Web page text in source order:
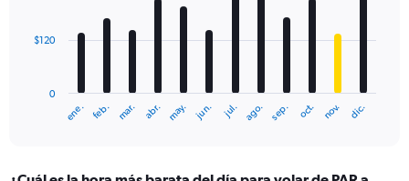
The
ene. feb. mar. abr. may. jun. jul. ago. sep. oct. nov. dic.
0
$120